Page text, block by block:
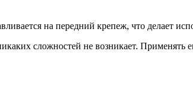
на передний крепеж, что делает
сложностей не возникает. Применять